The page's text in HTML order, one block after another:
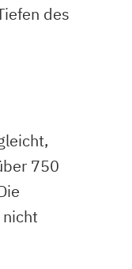
des
750
nicht